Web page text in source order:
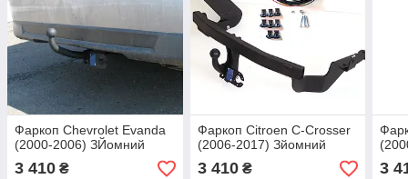
Фаркоп Chevrolet Evanda
(2000-2006) ЗЙомний
3 410 ₴
Фаркоп Citroen C-Crosser
(2006-2017) Зйомний
3 410₴ 3